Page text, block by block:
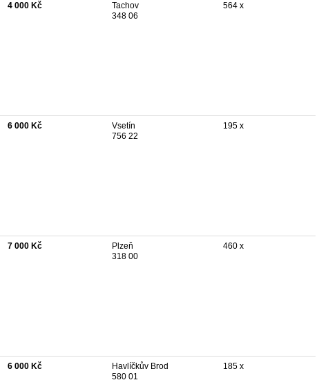
4 000 Kč
Tachov
348 06
564 x
6 000 Kč
Vsetín
756 22
195 x
7 000 Kč
Plzeň
318 00
460 x
6 000 Kč
Havlíčkův Brod
580 01
185 x